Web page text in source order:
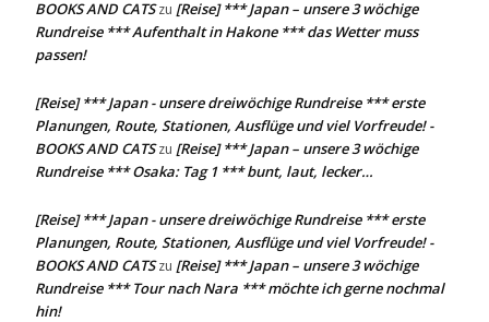
BOOKS AND CATSzu [Reise] *** Japan – unsere 3 wöchige
Rundreise *** Aufenthalt in Hakone *** das Wetter muss
passen!
[Reise] *** Japan - unsere dreiwöchige Rundreise *** erste
Planungen, Route, Stationen, Ausflüge und viel Vorfreude! -
BOOKS AND CATSzu [Reise] *** Japan – unsere 3 wöchige
Rundreise *** Osaka: Tag 1 *** bunt, laut, lecker…
[Reise] *** Japan - unsere dreiwöchige Rundreise *** erste
Planungen, Route, Stationen, Ausflüge und viel Vorfreude! -
BOOKS AND CATSzu [Reise] *** Japan – unsere 3 wöchige
Rundreise *** Tour nach Nara *** möchte ich gerne nochmal
hin!